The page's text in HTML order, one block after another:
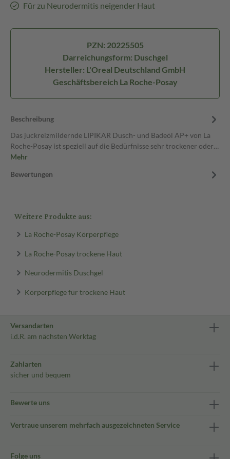
Für zu Neurodermitis neigender Haut
PZN: 20225505
Darreichungsform: Duschgel
Hersteller: L'Oreal Deutschland GmbH
Geschäftsbereich La Roche-Posay
Beschreibung
Das juckreizmildernde LIPIKAR Dusch- und Badeöl AP+ von La
Roche-Posay ist speziell auf die Bedürfnisse sehr trockener oder…
Mehr
Bewertungen
Weitere Produkte aus:
La Roche-Posay Körperpflege
La Roche-Posay trockene Haut
Neurodermitis Duschgel
Körperpflege für trockene Haut
Versandarten
i.d.R. am nächsten Werktag
Zahlarten
sicher und bequem
Bewerte uns
Vertraue unserem mehrfach ausgezeichneten Service
Folge uns